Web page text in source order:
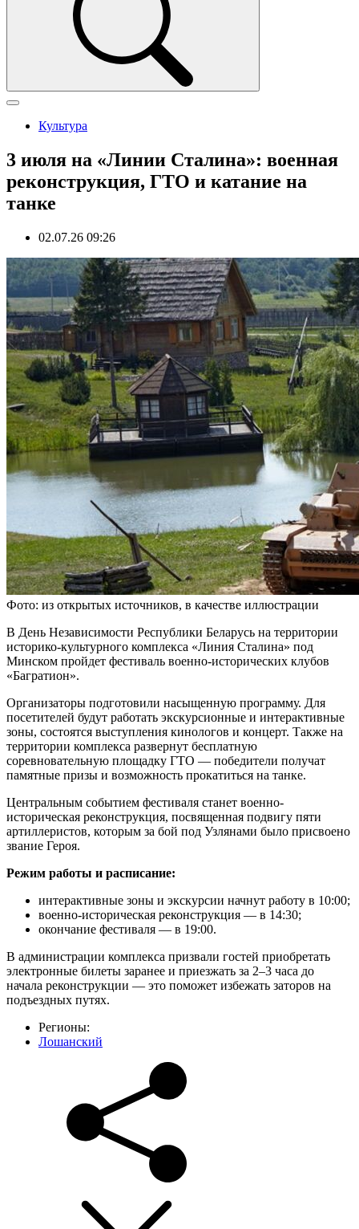
Культура
3 июля на «Линии Сталина»: военная
реконструкция, ГТО и катание на
танке
02.07.26 09:26
Фото: из открытых источников, в качестве иллюстрации
В День Независимости Республики Беларусь на территории
историко-культурного комплекса «Линия Сталина» под
Минском пройдет фестиваль военно-исторических клубов
«Багратион».
Организаторы подготовили насыщенную программу. Для
посетителей будут работать экскурсионные и интерактивные
зоны, состоятся выступления кинологов и концерт. Также на
территории комплекса развернут бесплатную
соревновательную площадку ГТО — победители получат
памятные призы и возможность прокатиться на танке.
Центральным событием фестиваля станет военно-
историческая реконструкция, посвященная подвигу пяти
артиллеристов, которым за бой под Узлянами было присвоено
звание Героя.
Режим работы и расписание:
интерактивные зоны и экскурсии начнут работу в 10:00;
военно-историческая реконструкция — в 14:30;
окончание фестиваля — в 19:00.
В администрации комплекса призвали гостей приобретать
электронные билеты заранее и приезжать за 2–3 часа до
начала реконструкции — это поможет избежать заторов на
подъездных путях.
Регионы:
Лошанский